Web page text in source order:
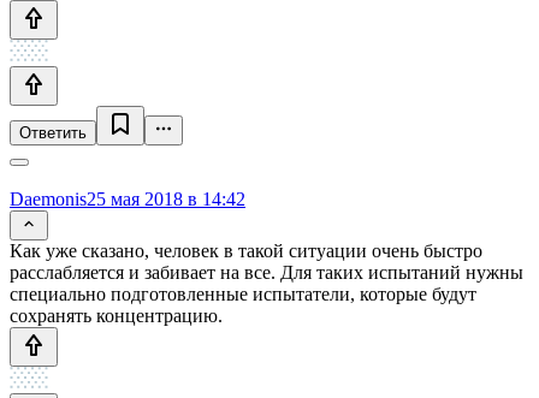
Ответить
Daemonis25 мая 2018 в 14:42
Как уже сказано, человек в такой ситуации очень быстро
расслабляется и забивает на все. Для таких испытаний нужны
специально подготовленные испытатели, которые будут
сохранять концентрацию.